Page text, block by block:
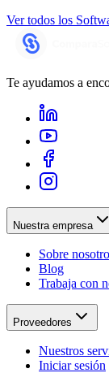
Ver todos los
Te ayudamos a
Nuestra empresa
Sobre
Blog
Trabaja con
Proveedores
Nuestros
Iniciar sesión